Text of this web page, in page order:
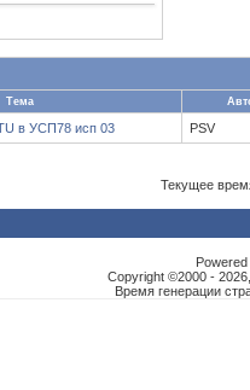
Тема
в УСП78 исп 03 PSV
Текущее
Copyright ©2000 -
Время генерации